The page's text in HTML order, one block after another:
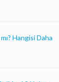
Hangisi Daha